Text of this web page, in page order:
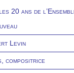
20 ans de
Levin
compositrice